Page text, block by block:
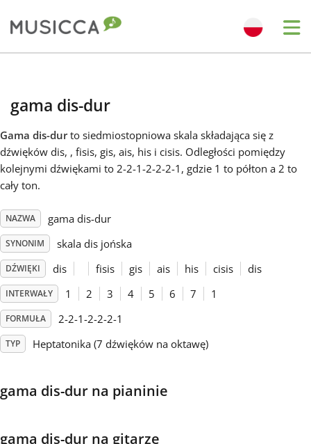
Dansk
English
Español
Français
한국어
gama dis-dur
Gama dis-durto siedmiostopniowa skala składająca się z
dźwięków dis, , fisis, gis, ais, his i cisis. Odległości pomiędzy
kolejnymi dźwiękami to 2-2-1-2-2-2-1, gdzie 1 to półton a 2 to
cały ton.
NAZWA gama dis-dur
SYNONIM skala dis jońska
DŹWIĘKI dis fisis gis ais his cisis dis
INTERWAŁY 1 2 3 4 5 6 7 1
FORMUŁA 2-2-1-2-2-2-1
TYP Heptatonika (7 dźwięków na oktawę)
gama dis-dur na pianinie
gama dis-dur na gitarze